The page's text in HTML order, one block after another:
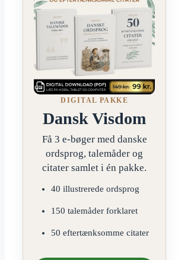
DIGITAL PAKKE
Dansk Visdom
Få 3 e-bøger med danske
ordsprog, talemåder og
citater samlet i én pakke.
40 illustrerede ordsprog
150 talemåder forklaret
50 eftertænksomme citater